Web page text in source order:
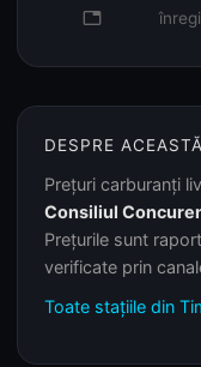
database
DESPRE
Prețuri carburanți
Consiliul
Prețurile sunt
verificate prin
Toate stațiile din